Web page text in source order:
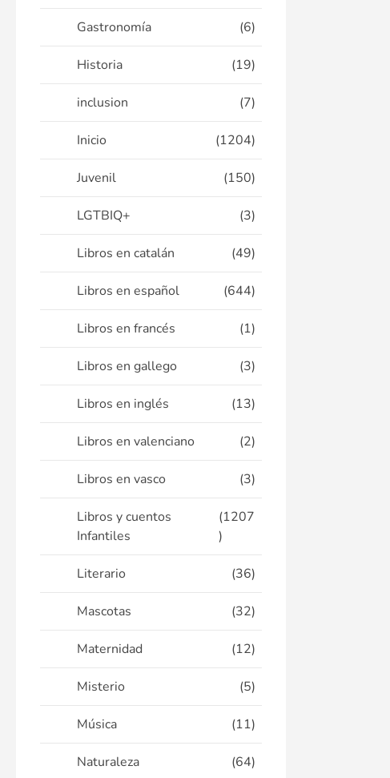
Gastronomía (6)
Historia (19)
inclusion (7)
Inicio (1204)
Juvenil (150)
LGTBIQ+ (3)
Libros en catalán (49)
Libros en español (644)
Libros en francés (1)
Libros en gallego (3)
Libros en inglés (13)
Libros en valenciano (2)
Libros en vasco (3)
Libros y cuentos
Infantiles
(1207
)
Literario (36)
Mascotas (32)
Maternidad (12)
Misterio (5)
Música (11)
Naturaleza (64)